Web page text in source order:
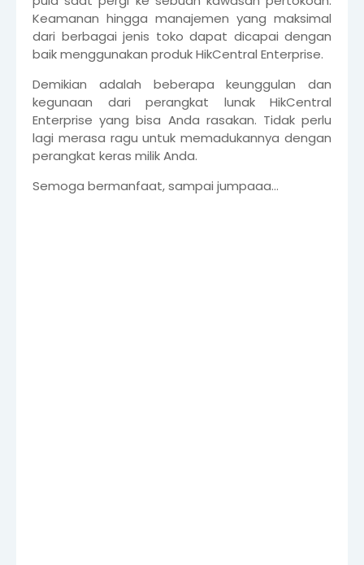
Keamanan hingga manajemen yang maksimal
dari berbagai jenis toko dapat dicapai dengan
baik menggunakan produk HikCentral Enterprise.
Demikian adalah beberapa keunggulan dan
kegunaan dari perangkat lunak HikCentral
Enterprise yang bisa Anda rasakan. Tidak perlu
lagi merasa ragu untuk memadukannya dengan
perangkat keras milik Anda.
Semoga bermanfaat, sampai jumpaaa...